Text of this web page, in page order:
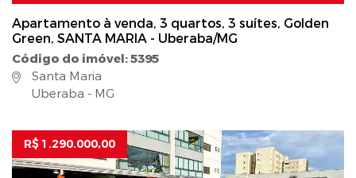
Apartamento à venda, 3 quartos, 3 suítes, Golden
Green, SANTA MARIA - Uberaba/MG
Código do imóvel: 5395
Santa Maria
Uberaba - MG
R$ 1.290.000,00